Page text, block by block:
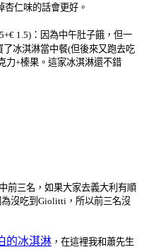
杏仁味的話會更好。
1.5)：因為中午肚子餓，但一
冰淇淋當中餐(但後來又跑去吃
力+榛果。這家冰淇淋還不錯
前三名，如果大家去義大利有順
沒吃到Giolitti，所以前三名沒
的冰淇淋 ，在這裡我和蕭先生